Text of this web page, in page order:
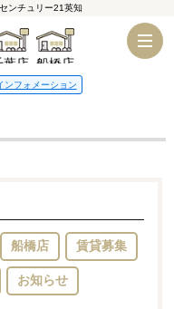
ンチュリー21英知
葉店 船橋店
ンフォメーション
船橋店 賃貸募集
お知らせ